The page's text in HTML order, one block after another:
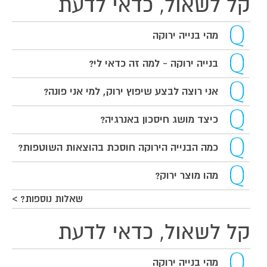
מהי בנייה ירוקה
בנייה ירוקה - למה זה כדאי לי?
אני רוצה לבצע שיפוץ ירוק, למי אני פונה?
כיצד מושג חיסכון באנרגיה?
כמה הבנייה הירוקה חוסכת בהוצאות השוטפות?
מהו מוצר ירוק?
שאלות נוספות? >
קל לשאול, כדאי לדעת
מהי בנייה ירוקה